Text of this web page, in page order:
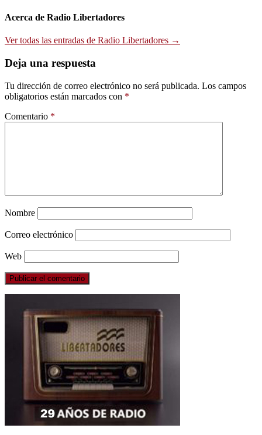
Acerca de Radio Libertadores
Ver todas las entradas de Radio Libertadores →
Deja una respuesta
Tu dirección de correo electrónico no será publicada. Los campos
obligatorios están marcados con *
Comentario *
Nombre
Correo electrónico
Web